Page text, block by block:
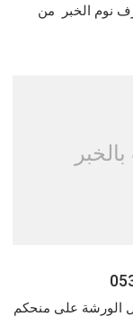
نوم الخبر من
الورشة على منحكم